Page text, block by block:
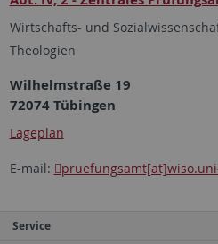
Wirtschafts- und
Theologien
Wilhelmstraße 19
72074 Tübingen
Lageplan
E-mail:
Service